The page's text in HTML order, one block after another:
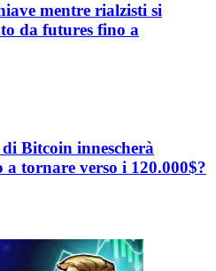
mentre rialzisti si
da futures fino a
Bitcoin innescherà
tornare verso i 120.000$?